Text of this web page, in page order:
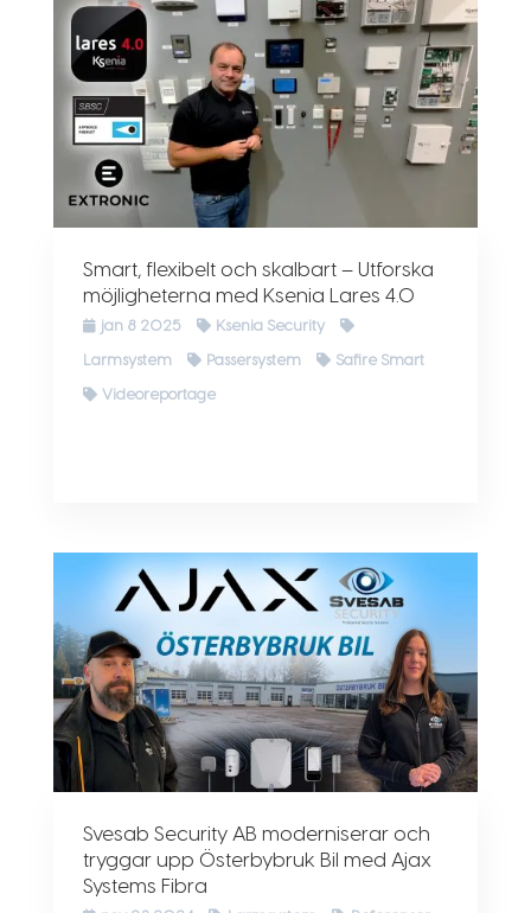
Smart, flexibelt och skalbart – Utforska
möjligheterna med Ksenia Lares 4.0
jan 8 2025 Ksenia Security
Larmsystem Passersystem Safire Smart
Videoreportage
Svesab Security AB moderniserar och
tryggar upp Österbybruk Bil med Ajax
Systems Fibra